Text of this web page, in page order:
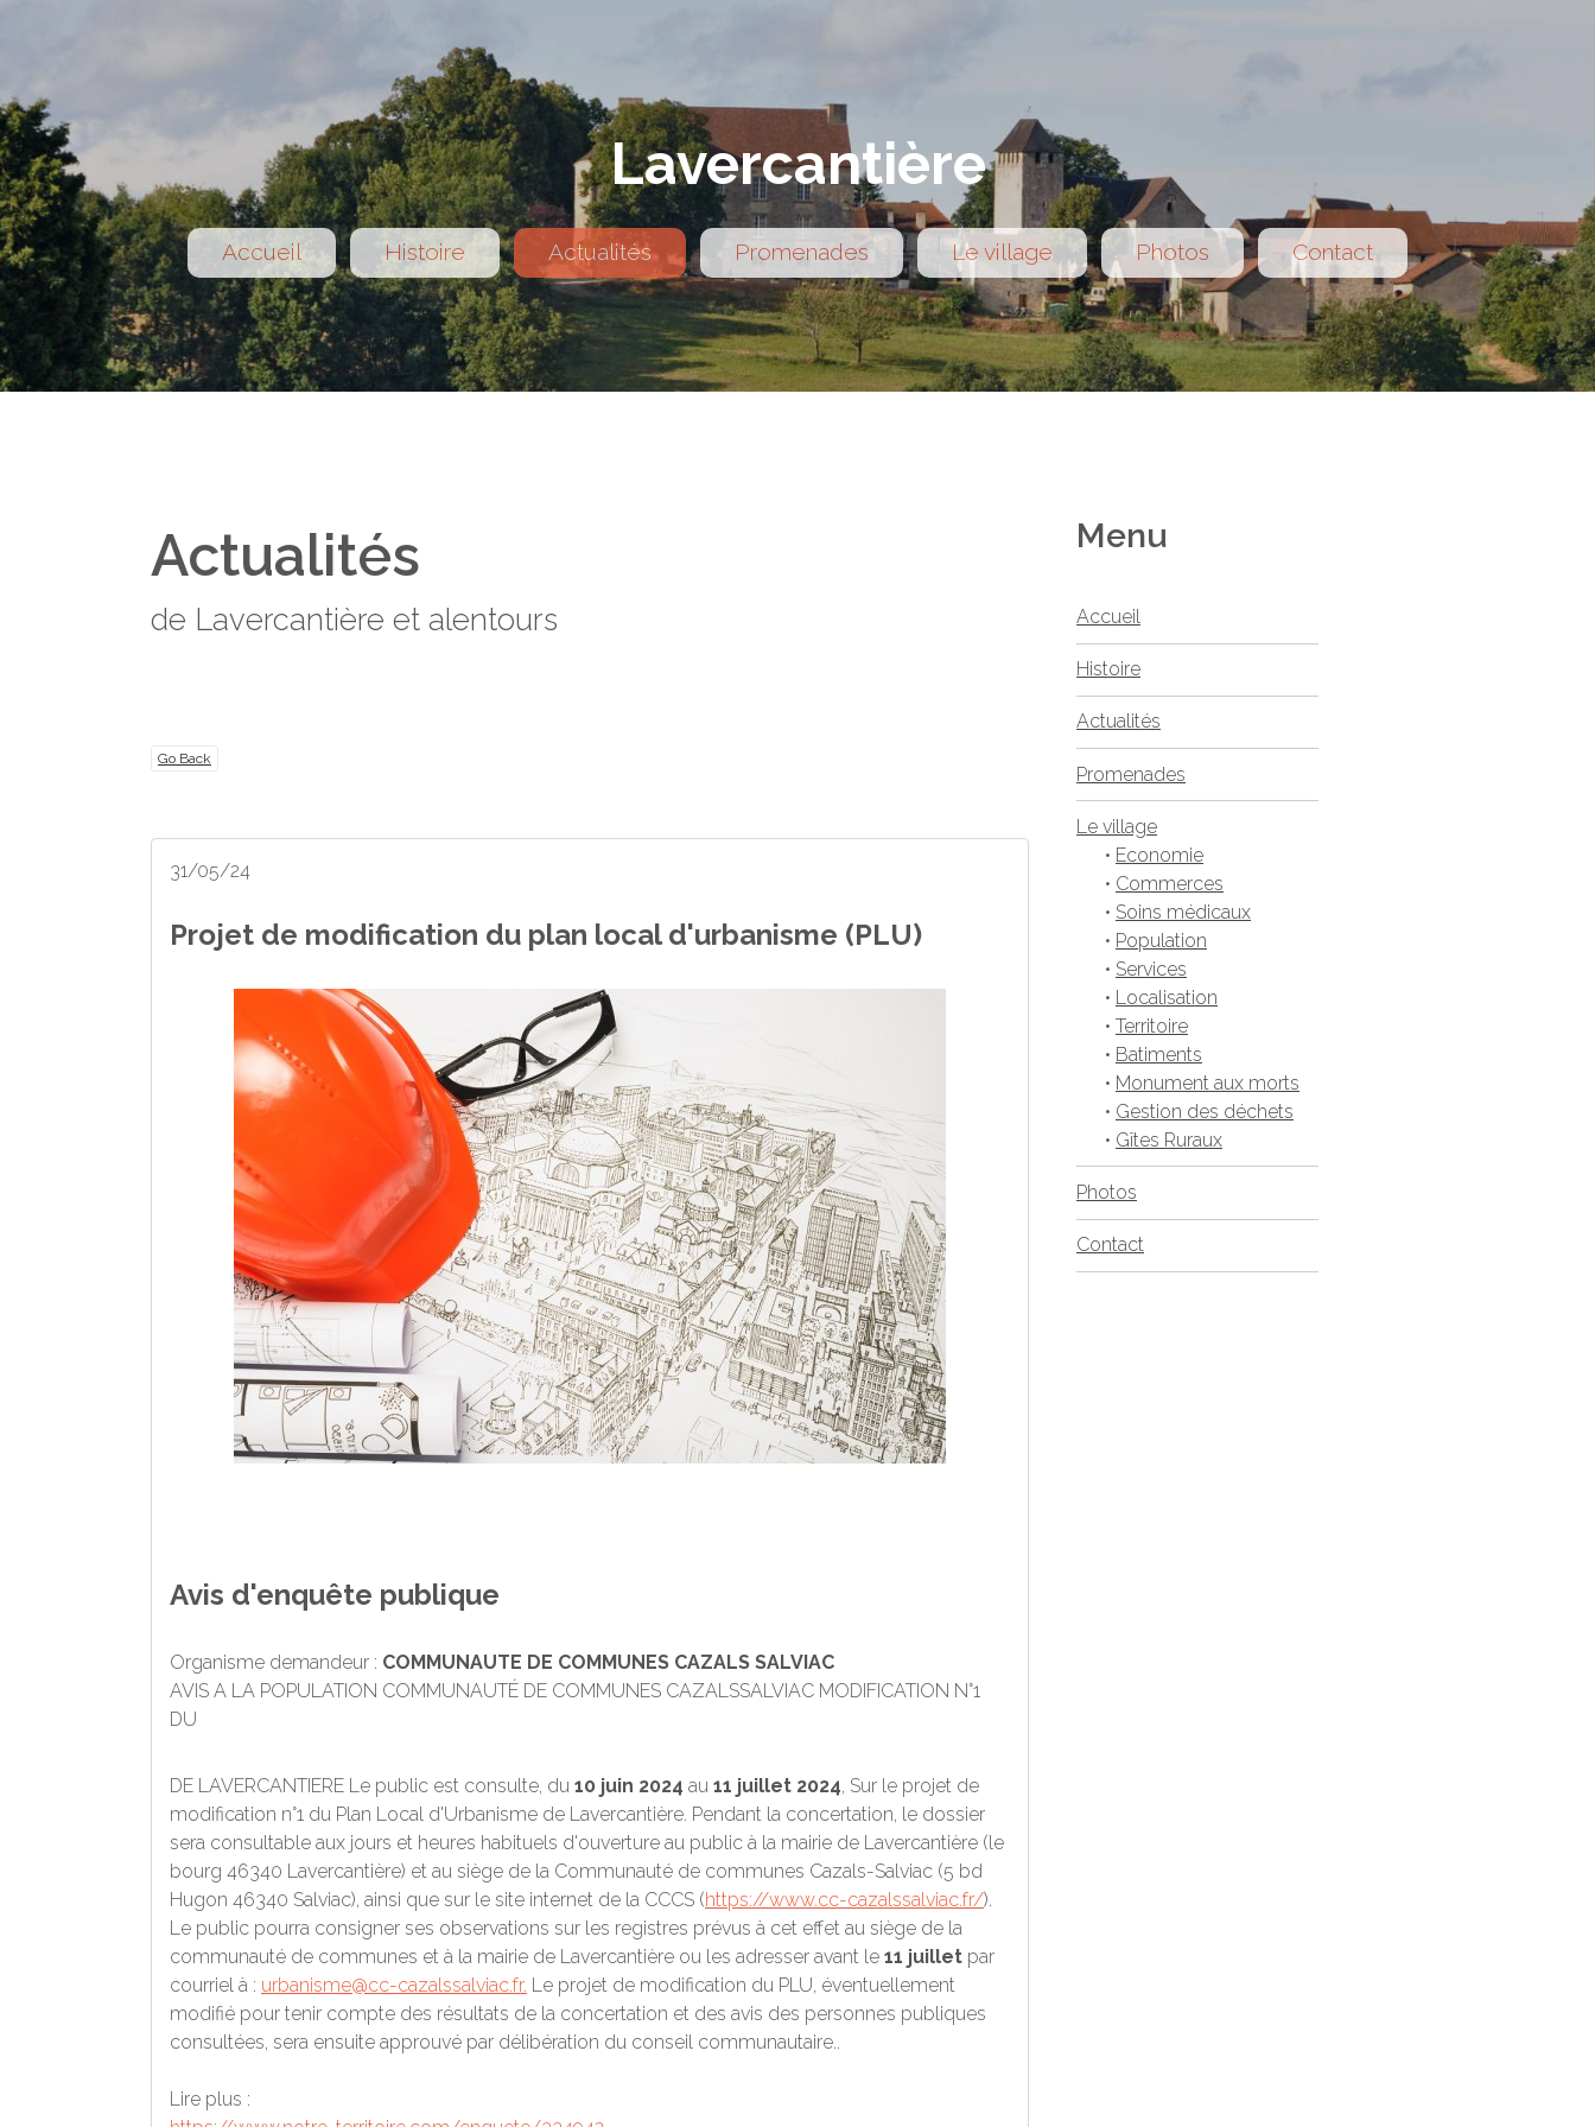
Lavercantière
Accueil Histoire Actualités Promenades Le village Photos Contact
Actualités
de Lavercantière et alentours
Go Back
31/05/24
Projet de modification du plan local d'urbanisme (PLU)
Avis d'enquête publique
Organisme demandeur : COMMUNAUTE DE COMMUNES CAZALS SALVIAC
AVIS A LA POPULATION COMMUNAUTÉ DE COMMUNES CAZALSSALVIAC MODIFICATION N°1
DU
DE LAVERCANTIERE Le public est consulte, du 10 juin 2024 au 11 juillet 2024, Sur le projet de
modification n°1 du Plan Local d'Urbanisme de Lavercantière. Pendant la concertation, le dossier
sera consultable aux jours et heures habituels d'ouverture au public à la mairie de Lavercantière (le
bourg 46340 Lavercantière) et au siège de la Communauté de communes Cazals-Salviac (5 bd
Hugon 46340 Salviac), ainsi que sur le site internet de la CCCS (https://www.cc-cazalssalviac.fr/).
Le public pourra consigner ses observations sur les registres prévus à cet effet au siège de la
communauté de communes et à la mairie de Lavercantière ou les adresser avant le 11 juillet par
courriel à : urbanisme@cc-cazalssalviac.fr. Le projet de modification du PLU, éventuellement
modifié pour tenir compte des résultats de la concertation et des avis des personnes publiques
consultées, sera ensuite approuvé par délibération du conseil communautaire..
Lire plus :
Menu
Accueil
Histoire
Actualités
Promenades
Le village
• Economie
• Commerces
• Soins médicaux
• Population
• Services
• Localisation
• Territoire
• Batiments
• Monument aux morts
• Gestion des déchets
• Gîtes Ruraux
Photos
Contact